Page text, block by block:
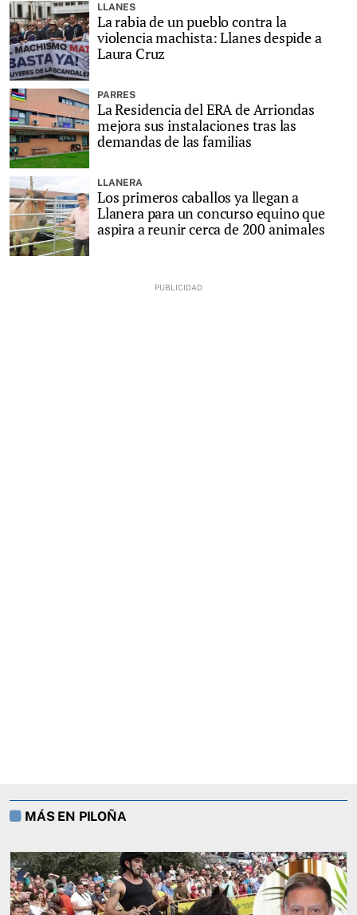
LLANES
La rabia de un pueblo contra la
violencia machista: Llanes despide a
Laura Cruz
PARRES
La Residencia del ERA de Arriondas
mejora sus instalaciones tras las
demandas de las familias
LLANERA
Los primeros caballos ya llegan a
Llanera para un concurso equino que
aspira a reunir cerca de 200 animales
MÁS EN PILOÑA